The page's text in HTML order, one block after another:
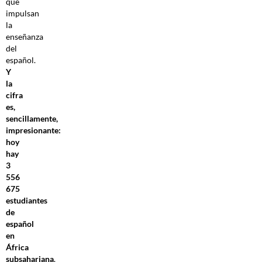
impulsan
la
enseñanza
del
español.
Y
la
cifra
es,
sencillamente,
impresionante:
hoy
hay
3
556
675
estudiantes
de
español
en
África
subsahariana.